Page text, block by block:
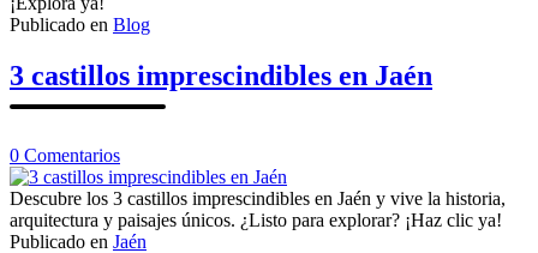
del
masivo
Publicado en Blog
3 castillos imprescindibles en Jaén
0 Comentariosen
3
castillos
imprescindibles
en
Descubre los 3 castillos imprescindibles en Jaén y vive la historia,
arquitectura y paisajes únicos. ¿Listo para explorar? ¡Haz clic ya!
Publicado en Jaén